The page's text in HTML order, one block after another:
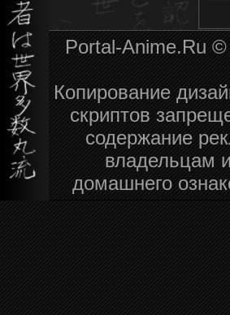
Portal-Anime.Ru
Копирование
скриптов
содержание
владельцам
домашнего